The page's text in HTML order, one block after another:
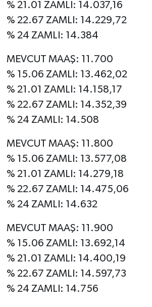
% 21.01 ZAMLI: 14.037,16
% 22.67 ZAMLI: 14.229,72
% 24 ZAMLI: 14.384
MEVCUT MAAŞ: 11.700
% 15.06 ZAMLI: 13.462,02
% 21.01 ZAMLI: 14.158,17
% 22.67 ZAMLI: 14.352,39
% 24 ZAMLI: 14.508
MEVCUT MAAŞ: 11.800
% 15.06 ZAMLI: 13.577,08
% 21.01 ZAMLI: 14.279,18
% 22.67 ZAMLI: 14.475,06
% 24 ZAMLI: 14.632
MEVCUT MAAŞ: 11.900
% 15.06 ZAMLI: 13.692,14
% 21.01 ZAMLI: 14.400,19
% 22.67 ZAMLI: 14.597,73
% 24 ZAMLI: 14.756